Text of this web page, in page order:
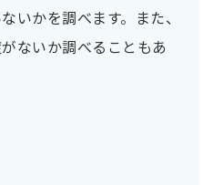
いかを調べます。また、
ないか調べることもあ